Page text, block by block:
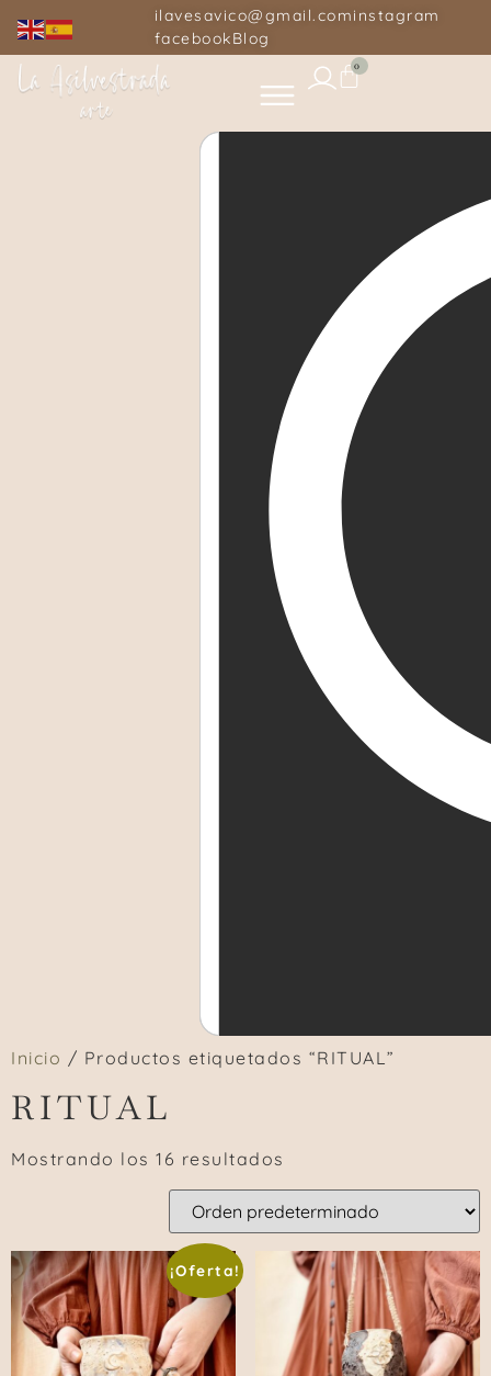
ilavesavico@gmail.cominstagram
facebookBlog
0
Inicio / Productos etiquetados “RITUAL”
RITUAL
Mostrando los 16 resultados
¡Oferta!